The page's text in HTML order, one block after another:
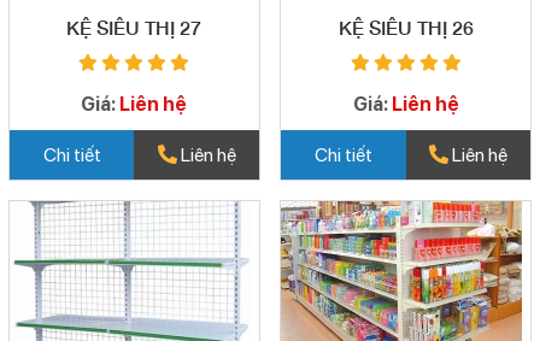
KỆ SIÊU THỊ 27
Giá: Liên hệ
Chi tiết Liên hệ
KỆ SIÊU THỊ 26
Giá: Liên hệ
Chi tiết Liên hệ